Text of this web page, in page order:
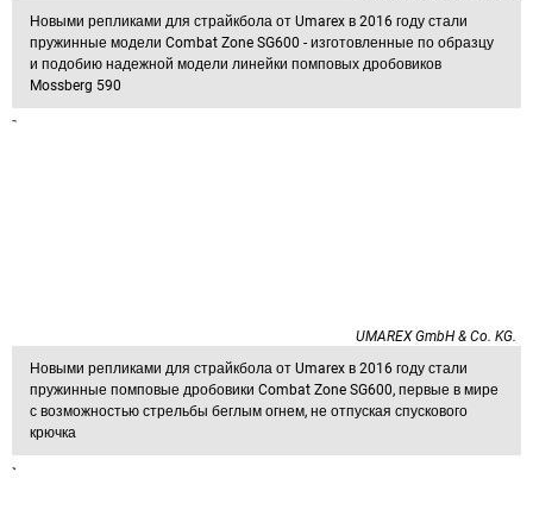
Новыми репликами для страйкбола от Umarex в 2016 году стали
пружинные модели Combat Zone SG600 - изготовленные по образцу
и подобию надежной модели линейки помповых дробовиков
Mossberg 590
UMAREX GmbH & Co. KG.
Новыми репликами для страйкбола от Umarex в 2016 году стали
пружинные помповые дробовики Combat Zone SG600, первые в мире
с возможностью стрельбы беглым огнем, не отпуская спускового
крючка